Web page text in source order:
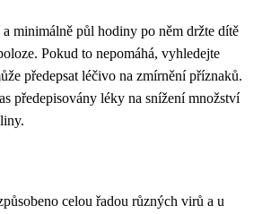
minimálně půl hodiny po něm držte dítě
Pokud to nepomáhá, vyhledejte
předepsat léčivo na zmírnění příznaků.
předepisovány léky na snížení množství
celou řadou různých virů a u